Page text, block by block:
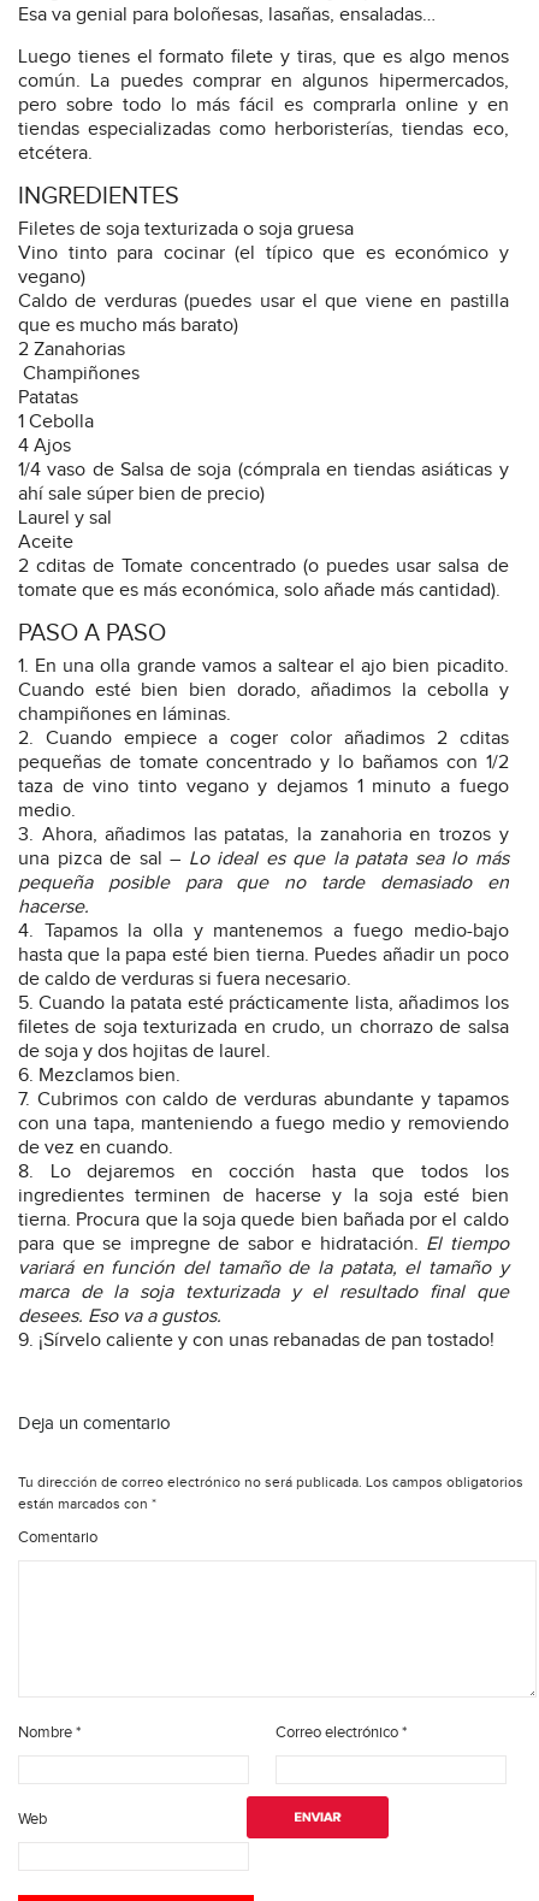
Esa va genial para boloñesas, lasañas, ensaladas…
Luego tienes el formato filete y tiras, que es algo menos
común. La puedes comprar en algunos hipermercados,
pero sobre todo lo más fácil es comprarla online y en
tiendas especializadas como herboristerías, tiendas eco,
etcétera.
INGREDIENTES
Filetes de soja texturizada o soja gruesa
Vino tinto para cocinar (el típico que es económico y
vegano)
Caldo de verduras (puedes usar el que viene en pastilla
que es mucho más barato)
2 Zanahorias
‍ Champiñones
Patatas
1 Cebolla
4 Ajos
1/4 vaso de Salsa de soja (cómprala en tiendas asiáticas y
ahí sale súper bien de precio)
Laurel y sal
Aceite
2 cditas de Tomate concentrado (o puedes usar salsa de
tomate que es más económica, solo añade más cantidad).
PASO A PASO
En una olla grande vamos a saltear el ajo bien picadito.
Cuando esté bien bien dorado, añadimos la cebolla y
champiñones en láminas.
Cuando empiece a coger color añadimos 2 cditas
pequeñas de tomate concentrado y lo bañamos con 1/2
taza de vino tinto vegano y dejamos 1 minuto a fuego
medio.
Ahora, añadimos las patatas, la zanahoria en trozos y
una pizca de sal – Lo ideal es que la patata sea lo más
pequeña posible para que no tarde demasiado en
hacerse.
Tapamos la olla y mantenemos a fuego medio-bajo
hasta que la papa esté bien tierna. Puedes añadir un poco
de caldo de verduras si fuera necesario.
Cuando la patata esté prácticamente lista, añadimos los
filetes de soja texturizada en crudo, un chorrazo de salsa
de soja y dos hojitas de laurel.
Mezclamos bien.
Cubrimos con caldo de verduras abundante y tapamos
con una tapa, manteniendo a fuego medio y removiendo
de vez en cuando.
Lo dejaremos en cocción hasta que todos los
ingredientes terminen de hacerse y la soja esté bien
tierna. Procura que la soja quede bien bañada por el caldo
para que se impregne de sabor e hidratación. El tiempo
variará en función del tamaño de la patata, el tamaño y
marca de la soja texturizada y el resultado final que
desees. Eso va a gustos.
¡Sírvelo caliente y con unas rebanadas de pan tostado!
Deja un comentario
Tu dirección de correo electrónico no será publicada. Los campos obligatorios
están marcados con *
Comentario
Nombre* Correo electrónico*
Web